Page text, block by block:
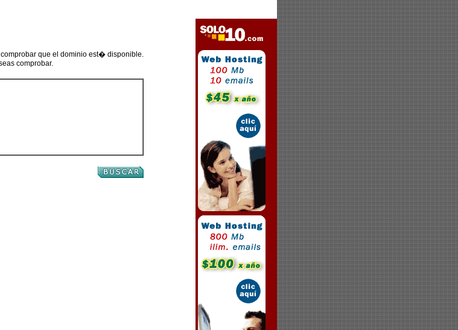
que el dominio est� disponible.
comprobar.